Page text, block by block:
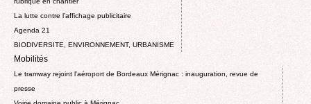
La lutte contre l’affichage publicitaire
Agenda 21
BIODIVERSITE, ENVIRONNEMENT, URBANISME
Mobilités
Le tramway rejoint l'aéroport de Bordeaux Mérignac : inauguration, revue de
presse